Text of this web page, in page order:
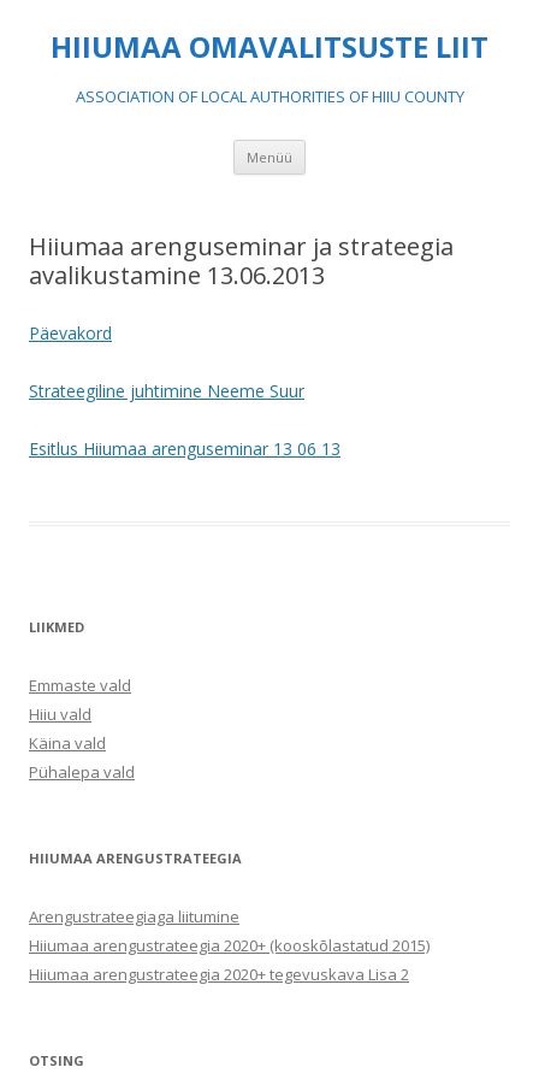
HIIUMAA OMAVALITSUSTE LIIT
ASSOCIATION OF LOCAL AUTHORITIES OF HIIU COUNTY
Menüü
Hiiumaa arenguseminar ja strateegia
avalikustamine 13.06.2013
Päevakord
Strateegiline juhtimine Neeme Suur
Esitlus Hiiumaa arenguseminar 13 06 13
LIIKMED
Emmaste vald
Hiiu vald
Käina vald
Pühalepa vald
HIIUMAA ARENGUSTRATEEGIA
Arengustrateegiaga liitumine
Hiiumaa arengustrateegia 2020+ (kooskõlastatud 2015)
Hiiumaa arengustrateegia 2020+ tegevuskava Lisa 2
OTSING